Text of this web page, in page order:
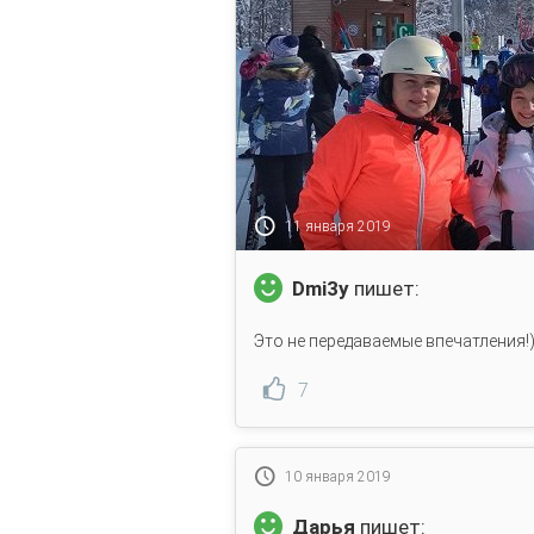
11 января 2019
Dmi3y пишет:
Это не передаваемые
7
10 января 2019
Дарья пишет: